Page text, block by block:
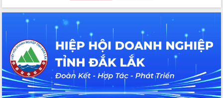
Du lịch Đắk Lắk nâng tầm trải nghiệm
du khách thông qua Hệ thống cơ sở dữ
liệu và Bản đồ số
Tập huấn ứng dụng trí tuệ nhân tạo (AI)
trong thương mại điện tử năm 2026
Đoàn đại biểu Quốc hội tỉnh Đắk Lắk
trao đổi thông tin trước Kỳ họp thứ
nhất, Quốc hội khóa XVI